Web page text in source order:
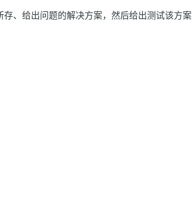
、给出问题的解决方案，然后给出测试该方案